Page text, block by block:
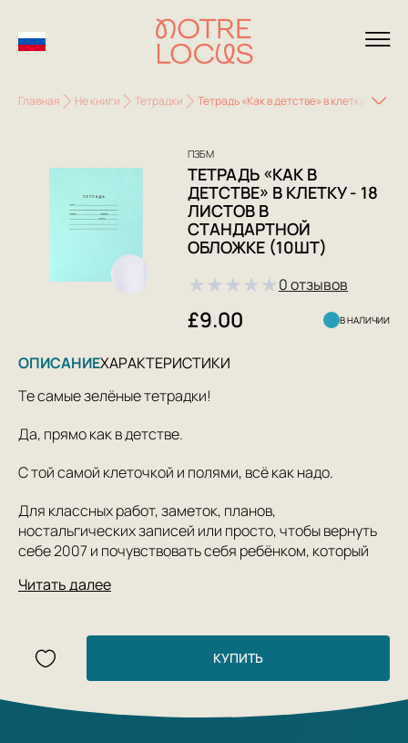
Главная Не книги Тетрадки Тетрадь «Как в детстве» в клетку - 18
ПЗБМ
ТЕТРАДЬ «КАК В
ДЕТСТВЕ» В КЛЕТКУ - 18
ЛИСТОВ В
СТАНДАРТНОЙ
ОБЛОЖКЕ (10ШТ)
★★★★★0 отзывов
£9.00 В НАЛИЧИИ
ОПИСАНИЕХАРАКТЕРИСТИКИ
Те самые зелёные тетрадки!
Да, прямо как в детстве.
С той самой клеточкой и полями, всё как надо.
Для классных работ, заметок, планов,
ностальгических записей или просто, чтобы вернуть
себе 2007 и почувствовать себя ребёнком, который
Количество страниц:
стандартная
Читать далее
КУПИТЬ